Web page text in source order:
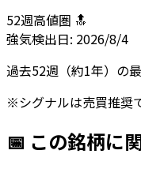
52週高値圏 🔝
強気検出日: 2026/8/4
過去52週（約1年）の
※シグナルは売買推奨
📅 この銘柄に